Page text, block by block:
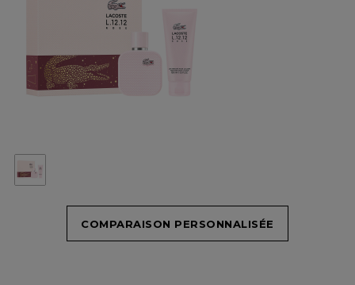
COMPARAISON PERSONNALISÉE